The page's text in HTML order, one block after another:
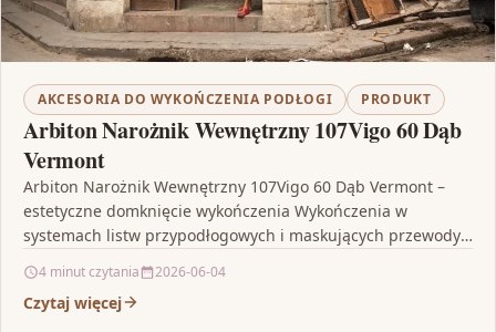
AKCESORIA DO WYKOŃCZENIA PODŁOGI PRODUKT
Arbiton Narożnik Wewnętrzny 107Vigo 60 Dąb
Vermont
Arbiton Narożnik Wewnętrzny 107Vigo 60 Dąb Vermont –
estetyczne domknięcie wykończenia Wykończenia w
systemach listw przypodłogowych i maskujących przewody
4 minut czytania 2026-06-04
Czytaj więcej